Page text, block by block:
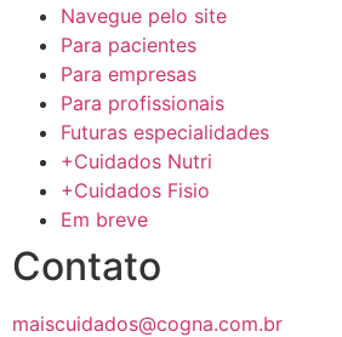
Navegue pelo site
Para pacientes
Para empresas
Para profissionais
Futuras especialidades
+Cuidados Nutri
+Cuidados Fisio
Em breve
Contato
maiscuidados@cogna.com.br